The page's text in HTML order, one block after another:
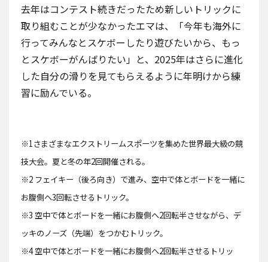
去年はコンテスト続きだったため新しいトリックに
取り組むことが少なかったエマは、「今年も海外に
行ってみんなとスケボーしたり遊びたいから、もっ
とスケボーがんばりたい」と、2025年はさらに進化
した自分の滑りを見てもらえるように年明けから練
習に励んでいる。
※1さまざまなエクストリームスポーツを集めた世界最大級の競
技大会。夏と冬の年2回開催される。
※2 フェイキー（後ろ向き）で進み、空中で体とボードを一緒に
お腹側へ3回転させるトリック。
※3 空中で体とボードを一緒にお腹側へ2回転半させながら、デ
ッキのノーズ（先端）をつかむトリック。
※4 空中で体とボードを一緒にお腹側へ2回転半させるトリッ